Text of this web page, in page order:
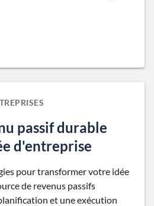
passif durable
d'entreprise
pour transformer votre idée
de revenus passifs
et une exécution